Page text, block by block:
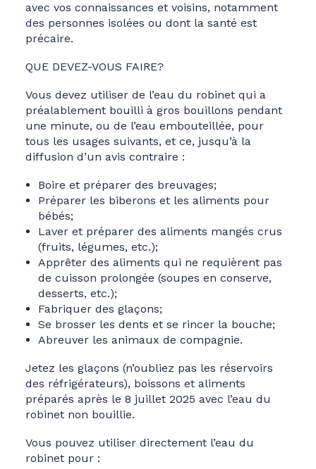
avec vos connaissances et voisins, notamment
des personnes isolées ou dont la santé est
précaire.
QUE DEVEZ-VOUS FAIRE?
Vous devez utiliser de l’eau du robinet qui a
préalablement bouilli à gros bouillons pendant
une minute, ou de l’eau embouteillée, pour
tous les usages suivants, et ce, jusqu’à la
diffusion d’un avis contraire :
Boire et préparer des breuvages;
Préparer les biberons et les aliments pour
bébés;
Laver et préparer des aliments mangés crus
(fruits, légumes, etc.);
Apprêter des aliments qui ne requièrent pas
de cuisson prolongée (soupes en conserve,
desserts, etc.);
Fabriquer des glaçons;
Se brosser les dents et se rincer la bouche;
Abreuver les animaux de compagnie.
Jetez les glaçons (n’oubliez pas les réservoirs
des réfrigérateurs), boissons et aliments
préparés après le 8 juillet 2025 avec l’eau du
robinet non bouillie.
Vous pouvez utiliser directement l’eau du
robinet pour :